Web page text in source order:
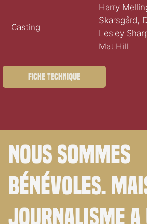
Casting
Harry
Skarsgård,
Lesley
Mat Hill
Fiche technique
Nous sommes
bénévoles.
journalisme a